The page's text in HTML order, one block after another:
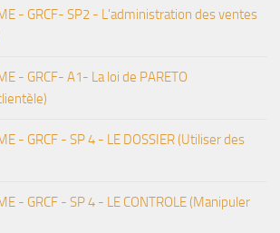
- GRCF- SP2 - L'administration des ventes
- GRCF- A1- La loi de PARETO
- GRCF - SP 4 - LE DOSSIER (Utiliser des
- GRCF - SP 4 - LE CONTROLE (Manipuler